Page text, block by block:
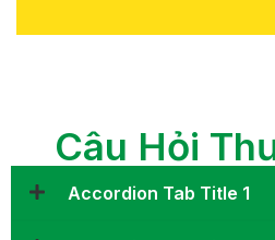
Câu Hỏi
Accordion Tab Title 1